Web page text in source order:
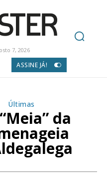
7, 2026
ASSINE JÁ!
Últimas
da